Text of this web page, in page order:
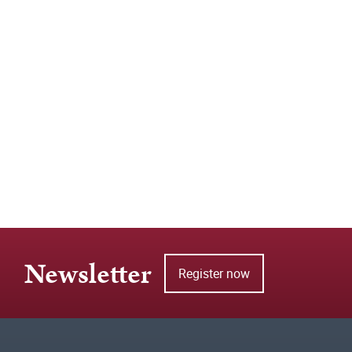
Newsletter Register now